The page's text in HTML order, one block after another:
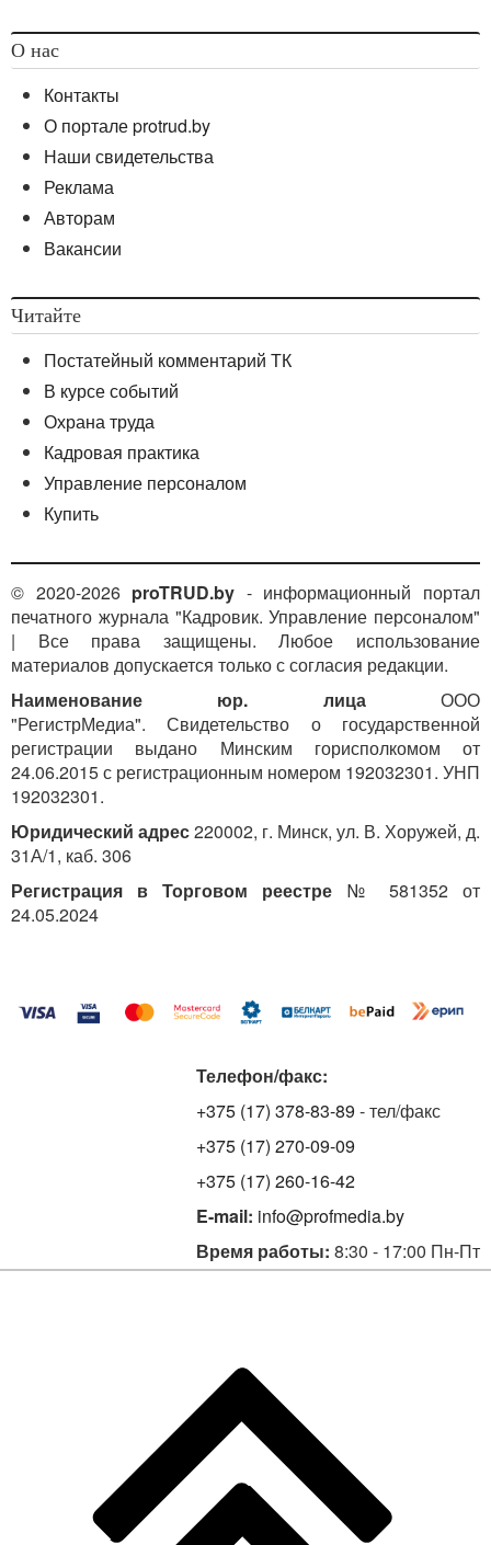
О нас
Контакты
О портале protrud.by
Наши свидетельства
Реклама
Авторам
Вакансии
Читайте
Постатейный комментарий ТК
В курсе событий
Охрана труда
Кадровая практика
Управление персоналом
Купить
© 2020-2026 proTRUD.by - информационный портал
печатного журнала "Кадровик. Управление персоналом"
| Все права защищены. Любое использование
материалов допускается только с согласия редакции.
Наименование юр. лицаООО
"РегистрМедиа". Свидетельство о государственной
регистрации выдано Минским горисполкомом от
24.06.2015 с регистрационным номером 192032301. УНП
192032301.
Юридический адрес220002, г. Минск, ул. В. Хоружей, д.
31А/1, каб. 306
Регистрация в Торговом реестре № 581352 от
24.05.2024
Телефон/факс:
+375 (17) 378-83-89 - тел/факс
+375 (17) 270-09-09
+375 (17) 260-16-42
E-mail: info@profmedia.by
Время работы: 8:30 - 17:00 Пн-Пт